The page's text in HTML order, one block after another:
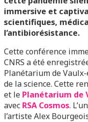
immersive et
scientifiques,
l’antibiorésistance.
Cette conférence
CNRS a été
Planétarium de
de la science. Cette
et le Planétarium de
avec RSA Cosmos.
l’artiste Alex